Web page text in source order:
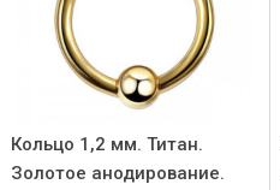
Кольцо 1,2 мм. Титан.
Золотое анодирование.